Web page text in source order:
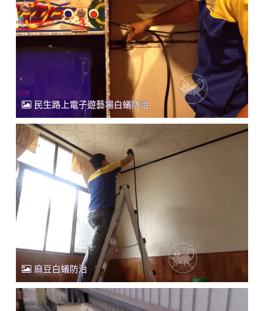
民生路上電子遊藝場白蟻防治
麻豆白蟻防治